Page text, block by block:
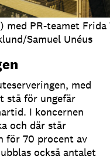
PR-teamet Frida
Samuel Unéus
med
stå för ungefär
. I koncernen
och där står
för 70 procent av
också antalet